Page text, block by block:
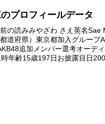
プロフィールデータ
の読みみやざわ さえ英名
道府県）東京都加入グルー
追加メンバー選考オーデ
年齢15歳197日お披露目日